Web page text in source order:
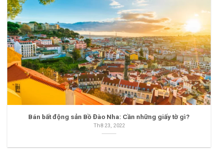
Bán bất động sản Bồ Đào Nha: Cần những giấy tờ gì?
Th8 23, 2022